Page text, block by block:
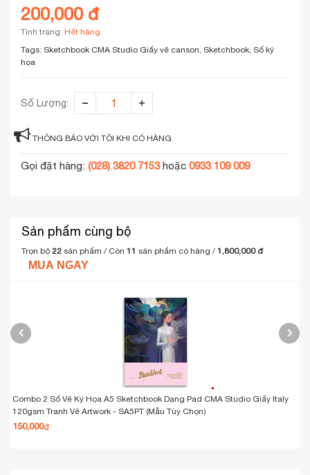
200,000 đ
Tình trạng: Hết hàng
Tags: Sketchbook CMA Studio Giấy vẽ canson, Sketchbook, Sổ ký
họa
Số Lượng:
THÔNG BÁO VỚI TÔI KHI CÓ HÀNG
Gọi đặt hàng: (028) 3820 7153hoặc 0933 109 009
Sản phẩm cùng bộ
Trọn bộ 22 sản phẩm / Còn 11 sản phẩm có hàng / 1,800,000 đ
MUA NGAY
Combo 2 Sổ Vẽ Ký Họa A5 Sketchbook Dạng Pad CMA Studio Giấy Italy
120gsm Tranh Vẽ Artwork - SA5PT (Mẫu Tùy Chọn)
150,000₫